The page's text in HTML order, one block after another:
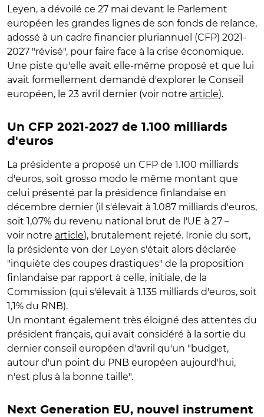
Leyen, a dévoilé ce 27 mai devant le Parlement
européen les grandes lignes de son fonds de relance,
adossé à un cadre financier pluriannuel (CFP) 2021-
2027 "révisé", pour faire face à la crise économique.
Une piste qu'elle avait elle-même proposé et que lui
avait formellement demandé d'explorer le Conseil
européen, le 23 avril dernier (voir notre article).
Un CFP 2021-2027 de 1.100 milliards
d'euros
La présidente a proposé un CFP de 1.100 milliards
d'euros, soit grosso modo le même montant que
celui présenté par la présidence finlandaise en
décembre dernier (il s'élevait à 1.087 milliards d'euros,
soit 1,07% du revenu national brut de l'UE à 27 –
voir notre article), brutalement rejeté. Ironie du sort,
la présidente von der Leyen s'était alors déclarée
"inquiète des coupes drastiques" de la proposition
finlandaise par rapport à celle, initiale, de la
Commission (qui s'élevait à 1.135 milliards d'euros, soit
1,1% du RNB).
Un montant également très éloigné des attentes du
président français, qui avait considéré à la sortie du
dernier conseil européen d'avril qu'un "budget,
autour d'un point du PNB européen aujourd'hui,
n'est plus à la bonne taille".
Next Generation EU, nouvel instrument